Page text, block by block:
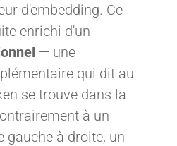
d'embedding. Ce
enrichi d'un
— une
qui dit au
se trouve dans la
à un
gauche à droite, un